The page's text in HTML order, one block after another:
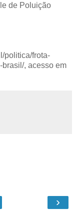
de Poluição
politica/frota-
, acesso em
›